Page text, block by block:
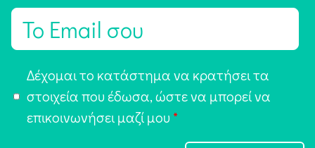
E
π
Δέχομαι το κατάστημα να κρατήσει τα
στοιχεία που έδωσα, ώστε να μπορεί να
επικοινωνήσει μαζί μου *